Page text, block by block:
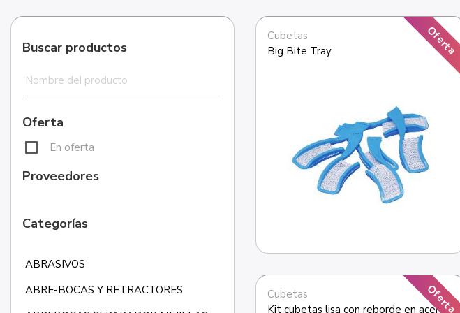
Buscar productos
Oferta
En oferta
Proveedores
Categorías
ABRASIVOS
ABRE-BOCAS Y RETRACTORES
Oferta
Cubetas
Big Bite Tray
Oferta
Cubetas
Kit cubetas lisa con reborde en acero